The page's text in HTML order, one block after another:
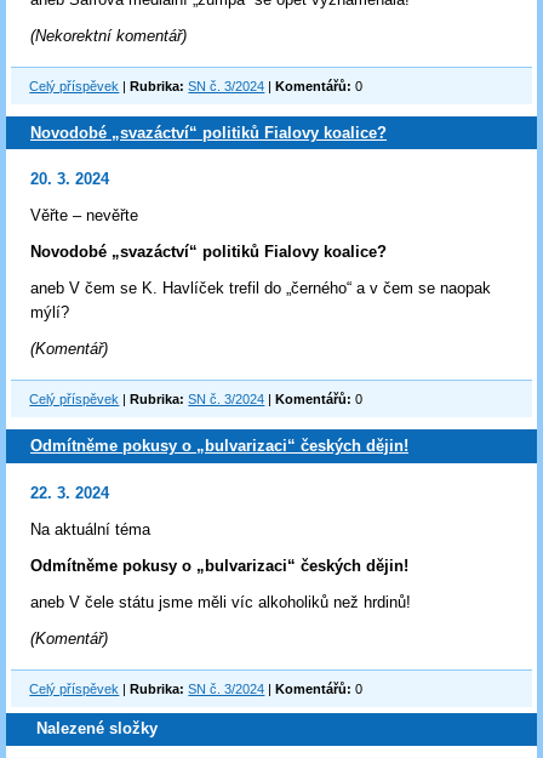
(Nekorektní komentář)
Celý příspěvek |Rubrika: SN č. 3/2024 |Komentářů: 0
Novodobé „svazáctví“ politiků Fialovy koalice?
20. 3. 2024
Věřte – nevěřte
Novodobé „svazáctví“ politiků Fialovy koalice?
aneb V čem se K. Havlíček trefil do „černého“ a v čem se naopak
mýlí?
(Komentář)
Celý příspěvek Rubrika: SN č. 3/2024 Komentářů: 0
Odmítněme pokusy o „bulvarizaci“ českých dějin!
22. 3. 2024
Na aktuální téma
Odmítněme pokusy o „bulvarizaci“ českých dějin!
aneb V čele státu jsme měli víc alkoholiků než hrdinů!
(Komentář)
Celý příspěvek |Rubrika: SN č. 3/2024 |Komentářů: 0
Nalezené složky